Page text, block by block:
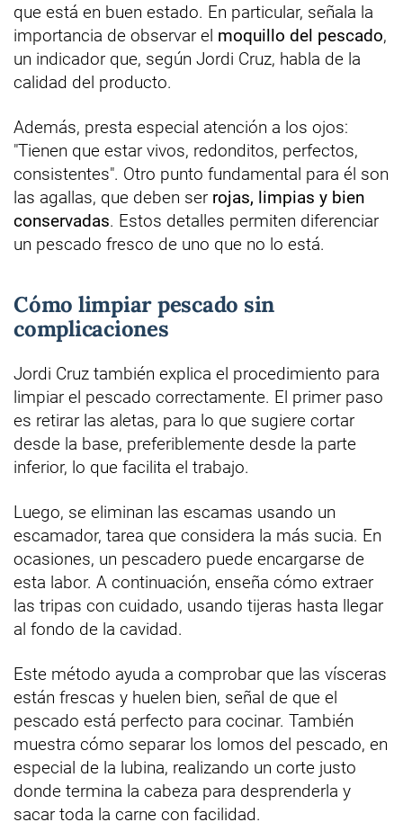
que está en buen estado. En particular, señala la
importancia de observar el moquillo del pescado,
un indicador que, según Jordi Cruz, habla de la
calidad del producto.
Además, presta especial atención a los ojos:
"Tienen que estar vivos, redonditos, perfectos,
consistentes". Otro punto fundamental para él son
las agallas, que deben ser rojas, limpias y bien
conservadas. Estos detalles permiten diferenciar
un pescado fresco de uno que no lo está.
Cómo limpiar pescado sin
complicaciones
Jordi Cruz también explica el procedimiento para
limpiar el pescado correctamente. El primer paso
es retirar las aletas, para lo que sugiere cortar
desde la base, preferiblemente desde la parte
inferior, lo que facilita el trabajo.
Luego, se eliminan las escamas usando un
escamador, tarea que considera la más sucia. En
ocasiones, un pescadero puede encargarse de
esta labor. A continuación, enseña cómo extraer
las tripas con cuidado, usando tijeras hasta llegar
al fondo de la cavidad.
Este método ayuda a comprobar que las vísceras
están frescas y huelen bien, señal de que el
pescado está perfecto para cocinar. También
muestra cómo separar los lomos del pescado, en
especial de la lubina, realizando un corte justo
donde termina la cabeza para desprenderla y
sacar toda la carne con facilidad.